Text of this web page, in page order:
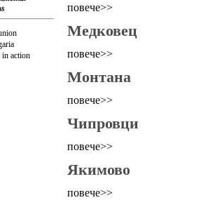
повече>>
Медковец
повече>>
Монтана
повече>>
Чипровци
повече>>
Якимово
повече>>